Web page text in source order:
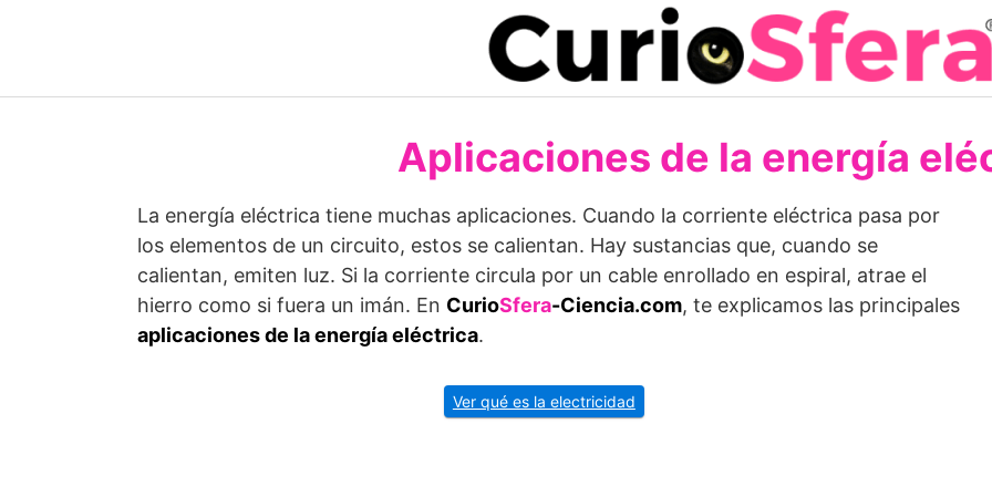
Aplicaciones de la energía
La energía eléctrica tiene muchas aplicaciones. Cuando la corriente eléctrica pasa por
los elementos de un circuito, estos se calientan. Hay sustancias que, cuando se
calientan, emiten luz. Si la corriente circula por un cable enrollado en espiral, atrae el
hierro como si fuera un imán. En CurioSfera-Ciencia.com, te explicamos las principales
aplicaciones de la energía eléctrica.
Ver qué es la electricidad